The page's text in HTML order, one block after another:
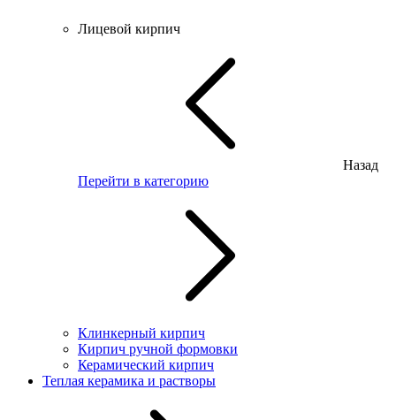
Лицевой кирпич
Назад
Перейти в категорию
Клинкерный кирпич
Кирпич ручной формовки
Керамический кирпич
Теплая керамика и растворы